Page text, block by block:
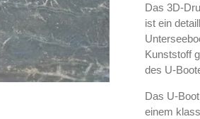
Das 3D-
ist ein
Kunststoff
des U-
Das U-
einem